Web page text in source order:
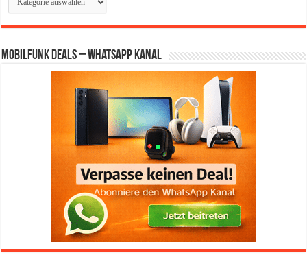
Mobilfunk Deals – WhatsApp Kanal